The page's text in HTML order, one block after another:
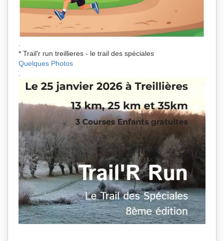
* Trail'r run treillieres - le trail des spéciales
Quelques Photos